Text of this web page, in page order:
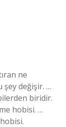
ne
şey değişir. …
biridir.
hobisi. …